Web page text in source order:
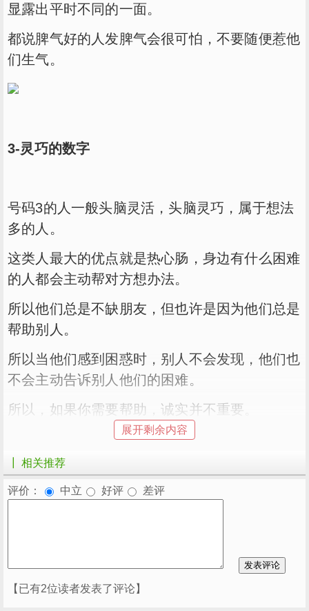
显露出平时不同的一面。
都说脾气好的人发脾气会很可怕，不要随便惹他
们生气。
3-灵巧的数字
号码3的人一般头脑灵活，头脑灵巧，属于想法
多的人。
这类人最大的优点就是热心肠，身边有什么困难
的人都会主动帮对方想办法。
所以他们总是不缺朋友，但也许是因为他们总是
帮助别人。
所以当他们感到困惑时，别人不会发现，他们也
不会主动告诉别人他们的困难。
所以，如果你需要帮助，诚实并不重要。
如果因为需要帮助而被远离，说明那些人本身不
值得你帮助。
数字为4-诚实
容易吃亏。
有时候很容易钻牛角尖，太固执不是好事，有时
展开剩余内容
┃ 相关推荐
评价： 中立 好评 差评
【已有2位读者发表了评论】